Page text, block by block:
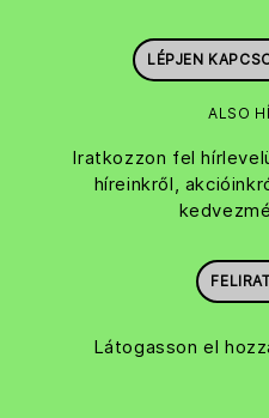
LÉPJEN
ALSO
Iratkozzon fel
híreinkről,
Látogasson el